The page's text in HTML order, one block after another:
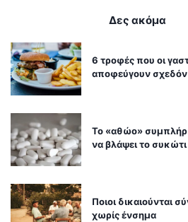
Δες ακόμα
6 τροφές που οι
αποφεύγουν
Το «αθώο»
να βλάψει το συκώτι
Ποιοι δικαιούνται
χωρίς ένσημα